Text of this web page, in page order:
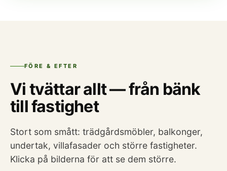
FÖRE & EFTER
Vi tvättar allt — från bänk
till fastighet
Stort som smått: trädgårdsmöbler, balkonger,
undertak, villafasader och större fastigheter.
Klicka på bilderna för att se dem större.